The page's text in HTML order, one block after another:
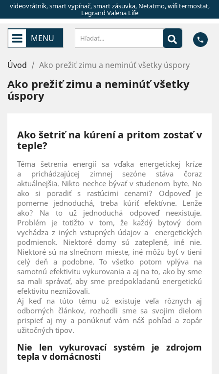
videovrátnik, smart vypínač, smart zásuvka, Netatmo, wifi termostat,
Legrand Valena Life
MENU phone
Úvod Ako prežiť zimu a neminúť všetky úspory
Ako prežiť zimu a neminúť všetky
úspory
Ako šetriť na kúrení a pritom zostať v
teple?
Téma šetrenia energií sa vďaka energetickej kríze
a prichádzajúcej zimnej sezóne stáva čoraz
aktuálnejšia. Nikto nechce bývať v studenom byte. No
ako si poradiť s rastúcimi cenami? Odpoveď je
pomerne jednoduchá, treba kúriť efektívne. Lenže
ako? Na to už jednoduchá odpoveď neexistuje.
Problém je totižto v tom, že každý bytový dom
vychádza z iných vstupných údajov a energetických
podmienok. Niektoré domy sú zateplené, iné nie.
Niektoré sú na slnečnom mieste, iné môžu byť v tieni
celý deň a podobne. To všetko potom vplýva na
samotnú efektivitu vykurovania a aj na to, ako by sme
sa mali správať, aby sme predpokladanú energetickú
efektivitu neznižovali.
Aj keď na túto tému už existuje veľa rôznych aj
odborných článkov, rozhodli sme sa svojim dielom
prispieť aj my a ponúknuť vám náš pohľad a zopár
užitočných tipov.
Nie len vykurovací systém je zdrojom
tepla v domácnosti